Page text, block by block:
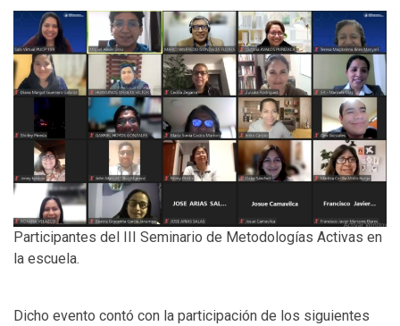
Participantes del III Seminario de Metodologías Activas en
la escuela.
Dicho evento contó con la participación de los siguientes